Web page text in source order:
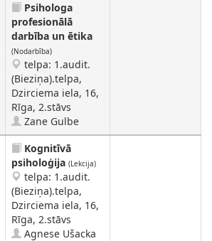
Psihologa
profesionālā
darbība un ētika
(Nodarbība)
telpa: 1.audit.
(Bieziņa).telpa,
Dzirciema iela, 16,
Rīga, 2.stāvs
Zane Gulbe
Kognitīvā
psiholoģija (Lekcija)
telpa: 1.audit.
(Bieziņa).telpa,
Dzirciema iela, 16,
Rīga, 2.stāvs
Agnese Ušacka